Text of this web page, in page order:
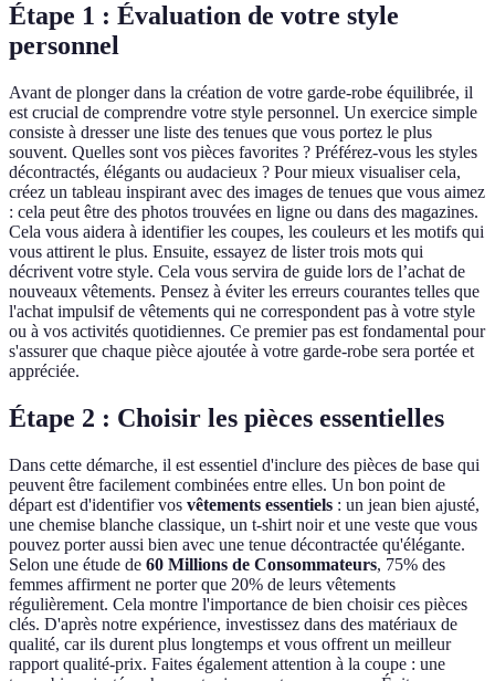
Étape 1 : Évaluation de votre style
personnel
Avant de plonger dans la création de votre garde-robe équilibrée, il
est crucial de comprendre votre style personnel. Un exercice simple
consiste à dresser une liste des tenues que vous portez le plus
souvent. Quelles sont vos pièces favorites ? Préférez-vous les styles
décontractés, élégants ou audacieux ? Pour mieux visualiser cela,
créez un tableau inspirant avec des images de tenues que vous aimez
: cela peut être des photos trouvées en ligne ou dans des magazines.
Cela vous aidera à identifier les coupes, les couleurs et les motifs qui
vous attirent le plus. Ensuite, essayez de lister trois mots qui
décrivent votre style. Cela vous servira de guide lors de l’achat de
nouveaux vêtements. Pensez à éviter les erreurs courantes telles que
l'achat impulsif de vêtements qui ne correspondent pas à votre style
ou à vos activités quotidiennes. Ce premier pas est fondamental pour
s'assurer que chaque pièce ajoutée à votre garde-robe sera portée et
appréciée.
Étape 2 : Choisir les pièces essentielles
Dans cette démarche, il est essentiel d'inclure des pièces de base qui
peuvent être facilement combinées entre elles. Un bon point de
départ est d'identifier vos vêtements essentiels : un jean bien ajusté,
une chemise blanche classique, un t-shirt noir et une veste que vous
pouvez porter aussi bien avec une tenue décontractée qu'élégante.
Selon une étude de 60 Millions de Consommateurs, 75% des
femmes affirment ne porter que 20% de leurs vêtements
régulièrement. Cela montre l'importance de bien choisir ces pièces
clés. D'après notre expérience, investissez dans des matériaux de
qualité, car ils durent plus longtemps et vous offrent un meilleur
rapport qualité-prix. Faites également attention à la coupe : une